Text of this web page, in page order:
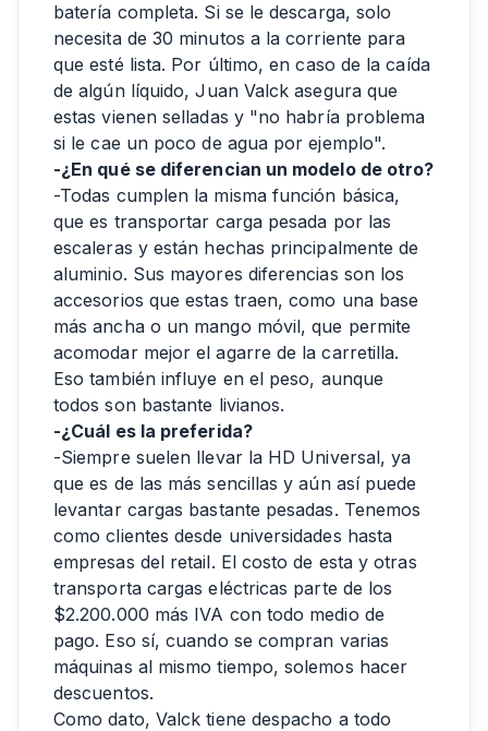
batería completa. Si se le descarga, solo
necesita de 30 minutos a la corriente para
que esté lista. Por último, en caso de la caída
de algún líquido, Juan Valck asegura que
estas vienen selladas y "no habría problema
si le cae un poco de agua por ejemplo".
-¿En qué se diferencian un modelo de otro?
-Todas cumplen la misma función básica,
que es transportar carga pesada por las
escaleras y están hechas principalmente de
aluminio. Sus mayores diferencias son los
accesorios que estas traen, como una base
más ancha o un mango móvil, que permite
acomodar mejor el agarre de la carretilla.
Eso también influye en el peso, aunque
todos son bastante livianos.
-¿Cuál es la preferida?
-Siempre suelen llevar la HD Universal, ya
que es de las más sencillas y aún así puede
levantar cargas bastante pesadas. Tenemos
como clientes desde universidades hasta
empresas del retail. El costo de esta y otras
transporta cargas eléctricas parte de los
$2.200.000 más IVA con todo medio de
pago. Eso sí, cuando se compran varias
máquinas al mismo tiempo, solemos hacer
descuentos.
Como dato, Valck tiene despacho a todo